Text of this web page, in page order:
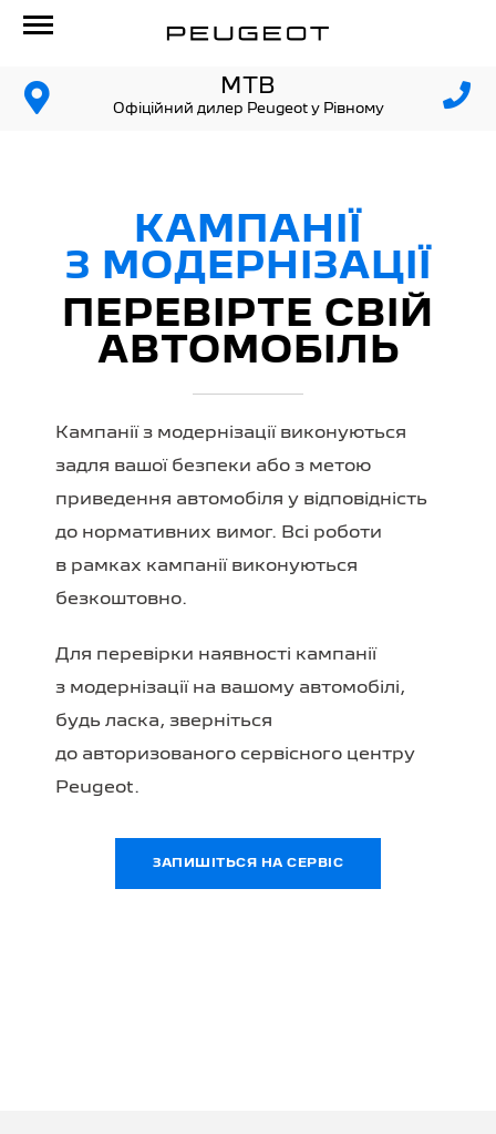
МТВ
Офіційний дилер Peugeot у Рівному
КАМПАНІЇ
З МОДЕРНІЗАЦІЇ
ПЕРЕВІРТЕ СВІЙ
АВТОМОБІЛЬ
Кампанії з модернізації виконуються
задля вашої безпеки або з метою
приведення автомобіля у відповідність
до нормативних вимог. Всі роботи
в рамках кампанії виконуються
безкоштовно.
Для перевірки наявності кампанії
з модернізації на вашому автомобілі,
будь ласка, зверніться
до авторизованого сервісного центру
Peugeot.
ЗАПИШІТЬСЯ НА СЕРВІС